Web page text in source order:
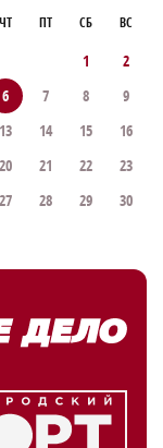
ЧТ ПТ СБ ВС
1
2
6 7 8
9
13 14 15
16
20 21 22
23
27 28 29
30